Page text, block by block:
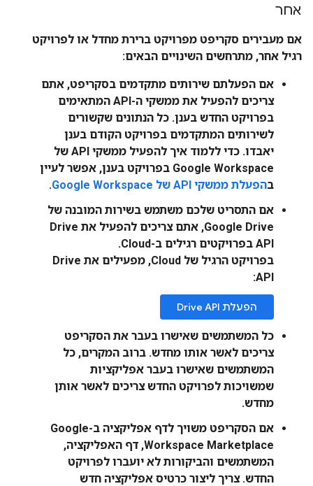
אחר
אם מעבירים סקריפט מפרויקט ברירת מחדל או לפרויקט
רגיל אחר, מתרחשים השינויים הבאים:
אם הפעלתם שירותים מתקדמים בסקריפט, אתם
צריכים להפעיל את ממשקי ה-API המתאימים
בפרויקט החדש בענן. כל הנתונים שקשורים
לשירותים המתקדמים בפרויקט הקודם בענן
יאבדו. כדי ללמוד איך להפעיל ממשקי API של
Google Workspace בפרויקט בענן, אפשר לעיין
בהפעלת ממשקי API של Google Workspace
.
אם התסריט שלכם משתמש בשירות המובנה של
Google Drive, אתם צריכים להפעיל את Drive
API בפרויקטים רגילים ב-Cloud.
בפרויקט הרגיל של Cloud, מפעילים את Drive
API:
הפעלת Drive API
כל המשתמשים שאישרו בעבר את הסקריפט
צריכים לאשר אותו מחדש. ברוב המקרים, כל
המשתמשים שאישרו בעבר אפליקציות
שמשויכות לפרויקט החדש צריכים לאשר אותן
מחדש.
אם הסקריפט משויך לדף אפליקציה ב-Google
Workspace Marketplace, דף האפליקציה,
המשתמשים והביקורות לא יועברו לפרויקט
החדש. צריך ליצור כרטיס אפליקציה חדש